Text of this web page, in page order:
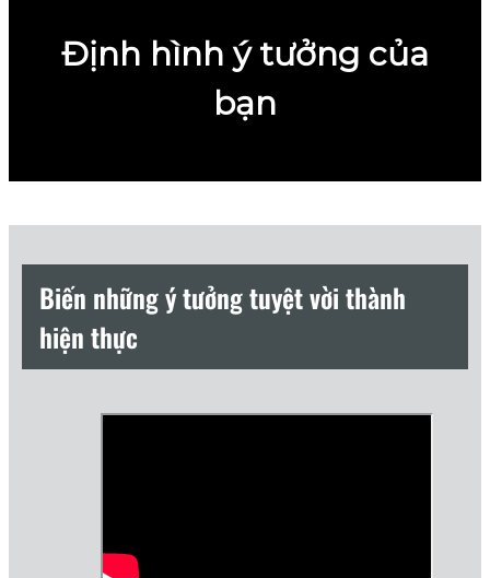
Định hình ý tưởng của
bạn
Biến những ý tưởng tuyệt vời thành
hiện thực